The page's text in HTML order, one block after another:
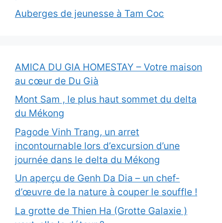
Auberges de jeunesse à Tam Coc
AMICA DU GIA HOMESTAY – Votre maison
au cœur de Du Già
Mont Sam , le plus haut sommet du delta
du Mékong
Pagode Vinh Trang, un arret
incontournable lors d’excursion d’une
journée dans le delta du Mékong
Un aperçu de Genh Da Dia – un chef-
d’œuvre de la nature à couper le souffle !
La grotte de Thien Ha (Grotte Galaxie )